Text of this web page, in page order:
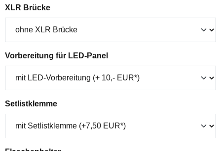
XLR Brückeauswählen
Vorbereitung für LED-Panelauswählen
Setlistklemmeauswählen